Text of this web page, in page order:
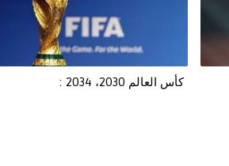
كأس العالم 2030، 2034 :